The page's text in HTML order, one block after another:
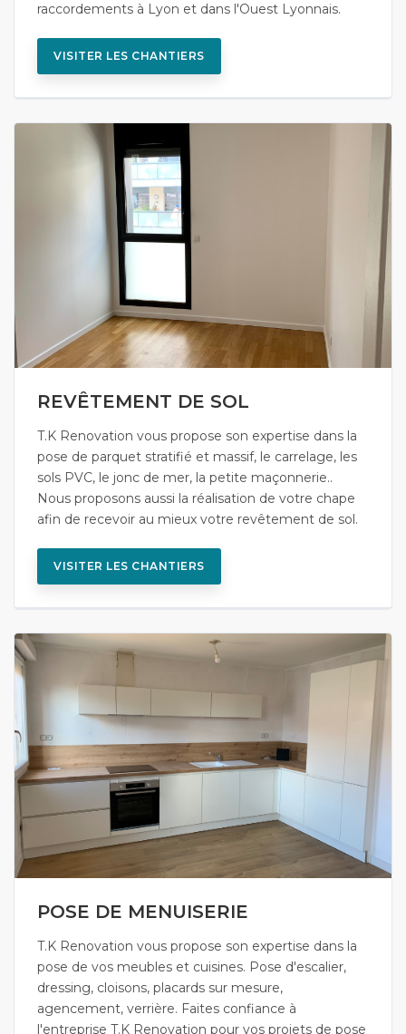
raccordements à Lyon et dans l'Ouest Lyonnais.
VISITER LES CHANTIERS
REVÊTEMENT DE SOL
T.K Renovation vous propose son expertise dans la
pose de parquet stratifié et massif, le carrelage, les
sols PVC, le jonc de mer, la petite maçonnerie..
Nous proposons aussi la réalisation de votre chape
afin de recevoir au mieux votre revêtement de sol.
VISITER LES CHANTIERS
POSE DE MENUISERIE
T.K Renovation vous propose son expertise dans la
pose de vos meubles et cuisines. Pose d'escalier,
dressing, cloisons, placards sur mesure,
agencement, verrière. Faites confiance à
l'entreprise T.K Renovation pour vos projets de pose